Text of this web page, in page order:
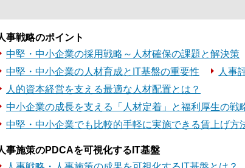
事戦略のポイント
中堅・中小企業の採用戦略～人材確保の課題と解決策
中堅・中小企業の人材育成とIT基盤の重要性
人事
人的資本経営を支える最適な人材配置とは？
中小企業の成長を支える「人材定着」と福利厚生の戦
中堅・中小企業でも比較的手軽に実施できる賃上げ方
事施策のPDCAを可視化するIT基盤